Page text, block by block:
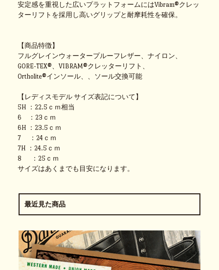
安定感を重視した広いプラットフォームにはVibram®クレッ
ターリフトを採用し高いグリップと耐摩耗性を確保。
【商品特徴】
フルグレインウォータープルーフレザー、ナイロン、
GORE-TEX®、VIBRAM®クレッターリフト、
Ortholite®インソール、、ソール交換可能
【レディスモデル サイズ表記について】
5H ：22.5ｃｍ相当
6 ：23ｃｍ
6H ：23.5ｃｍ
7 ：24ｃｍ
7H ：24.5ｃｍ
8 ：25ｃｍ
サイズはあくまでも目安になります。
最近見た商品